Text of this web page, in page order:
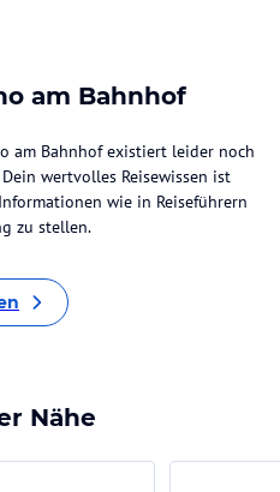
am Bahnhof
am Bahnhof existiert leider noch
wertvolles Reisewissen ist
wie in Reiseführern
zu stellen.
Nähe